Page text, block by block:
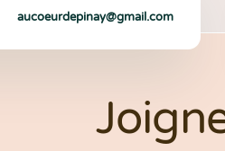
aucoeurdepinay@gmail.com